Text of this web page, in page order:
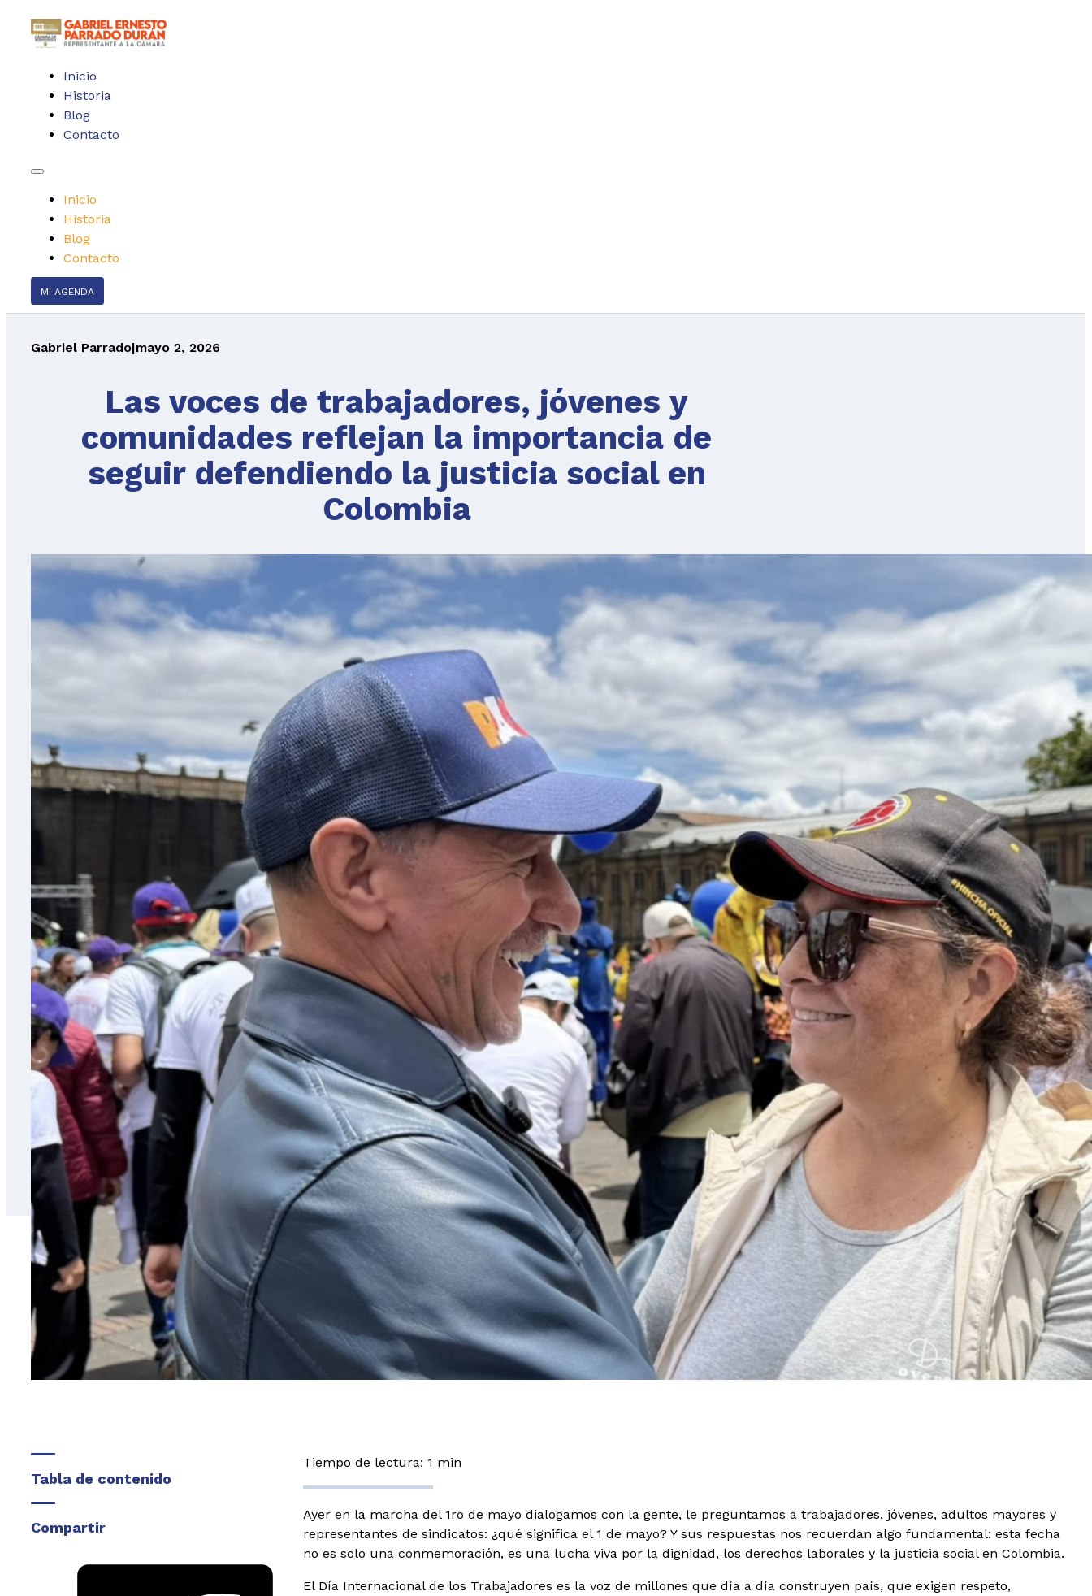
Inicio
Historia
Blog
Contacto
Inicio
Historia
Blog
Contacto
MI AGENDA
Gabriel Parrado|mayo 2, 2026
Las voces de trabajadores, jóvenes y
comunidades reflejan la importancia de
seguir defendiendo la justicia social en
Colombia
Tabla de contenido
Compartir
Tiempo de lectura: 1 min
Ayer en la marcha del 1ro de mayo dialogamos con la gente, le preguntamos a trabajadores, jóvenes, adultos mayores y
representantes de sindicatos: ¿qué significa el 1 de mayo? Y sus respuestas nos recuerdan algo fundamental: esta fecha
no es solo una conmemoración, es una lucha viva por la dignidad, los derechos laborales y la justicia social en Colombia.
El Día Internacional de los Trabajadores es la voz de millones que día a día construyen país, que exigen respeto,